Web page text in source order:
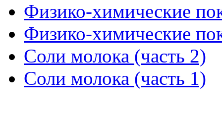
Физико-химические
Физико-химические
Соли молока (часть 2)
Соли молока (часть 1)